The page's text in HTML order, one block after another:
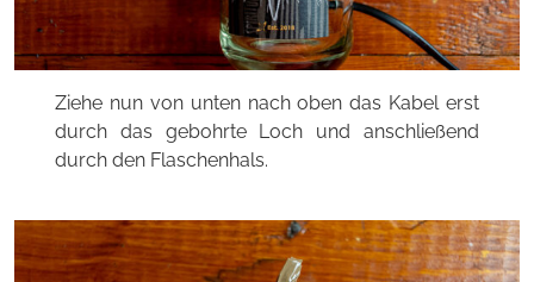
Ziehe nun von unten nach oben das Kabel erst
durch das gebohrte Loch und anschließend
durch den Flaschenhals.